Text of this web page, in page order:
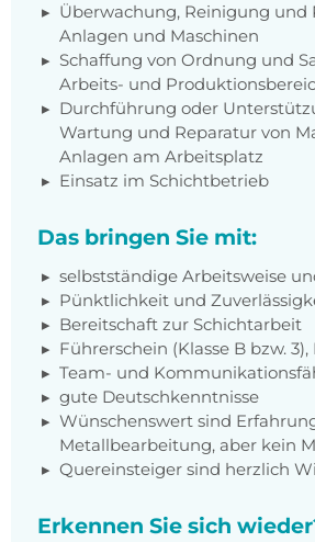
Überwachung, Reinigung und
Anlagen und Maschinen
Schaffung von Ordnung und
Arbeits- und
Durchführung oder
Wartung und Reparatur von
Anlagen am Arbeitsplatz
Einsatz im Schichtbetrieb
Das bringen Sie mit:
selbstständige Arbeitsweise
Pünktlichkeit und
Bereitschaft zur Schichtarbeit
Führerschein (Klasse B bzw.
Team- und
gute Deutschkenntnisse
Wünschenswert sind
Metallbearbeitung, aber kein
Quereinsteiger sind herzlich
Erkennen Sie sich